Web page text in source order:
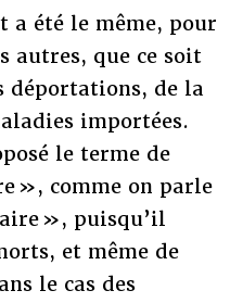
a été le même, pour
autres, que ce soit
déportations, de la
importées.
le terme de
», comme on parle
», puisqu’il
et même de
le cas des